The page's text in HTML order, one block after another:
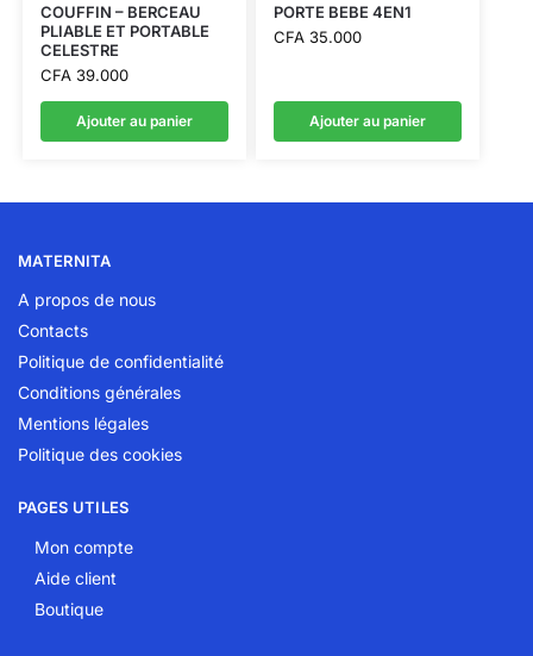
COUFFIN – BERCEAU
PLIABLE ET PORTABLE
CELESTRE
CFA39.000
Ajouter au panier
PORTE BEBE 4EN1
CFA35.000
Ajouter au panier
MATERNITA
A propos de nous
Contacts
Politique de confidentialité
Conditions générales
Mentions légales
Politique des cookies
PAGES UTILES
Mon compte
Aide client
Boutique